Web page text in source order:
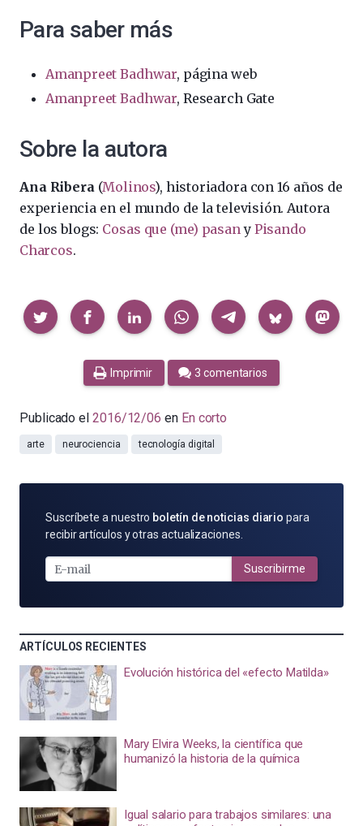
Para saber más
Amanpreet Badhwar, página web
Amanpreet Badhwar, Research Gate
Sobre la autora
Ana Ribera(Molinos), historiadora con 16 años de
experiencia en el mundo de la televisión. Autora
de los blogs: Cosas que (me) pasany Pisando
Charcos.
Compartir
Imprimir 3 comentarios
Publicado el 2016/12/06 en En corto
arte neurociencia tecnología digital
SUSCRÍBETE
POR
MAIL
Suscríbete a nuestro boletín de noticias diario para
recibir artículos y otras actualizaciones.
Suscribirme
ARTÍCULOS RECIENTES
Evolución histórica del «efecto Matilda»
Mary Elvira Weeks, la científica que
humanizó la historia de la química
Igual salario para trabajos similares: una